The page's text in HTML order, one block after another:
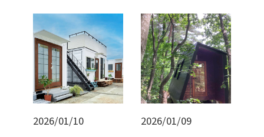
2026/01/10
2026/01/09